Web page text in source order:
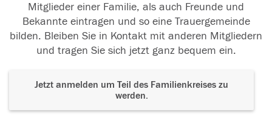
Mitglieder einer Familie, als auch Freunde und
Bekannte eintragen und so eine Trauergemeinde
bilden. Bleiben Sie in Kontakt mit anderen Mitgliedern
und tragen Sie sich jetzt ganz bequem ein.
Jetzt anmelden um Teil des Familienkreises zu
werden.